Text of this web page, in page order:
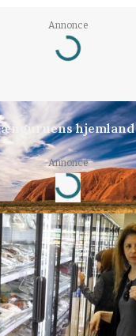
Annonce
Loading...
hjemland
Annonce
Loading...